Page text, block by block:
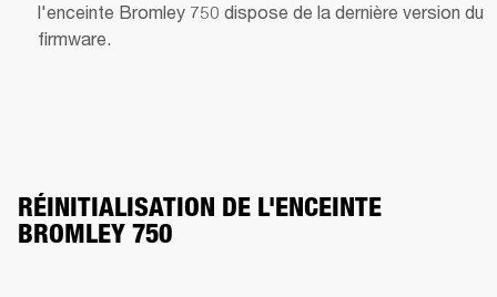
l'enceinte Bromley 750 dispose de la dernière version du
firmware.
RÉINITIALISATION DE L'ENCEINTE
BROMLEY 750